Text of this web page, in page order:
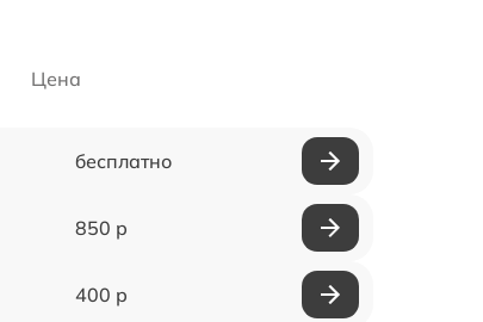
Цена
бесплатно
850 р
400 р